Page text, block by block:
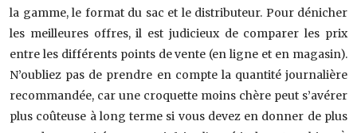
la gamme, le format du sac et le distributeur. Pour dénicher
les meilleures offres, il est judicieux de comparer les prix
entre les différents points de vente (en ligne et en magasin).
N’oubliez pas de prendre en compte la quantité journalière
recommandée, car une croquette moins chère peut s’avérer
plus coûteuse à long terme si vous devez en donner de plus